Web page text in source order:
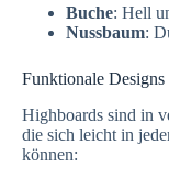
Buche: Hell
Nussbaum:
Funktionale Designs
Highboards sind in
die sich leicht in
können: